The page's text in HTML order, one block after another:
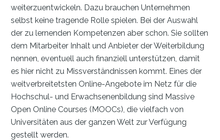
weiterzuentwickeln. Dazu brauchen Unternehmen
selbst keine tragende Rolle spielen. Bei der Auswahl
der zu lernenden Kompetenzen aber schon. Sie sollten
dem Mitarbeiter Inhalt und Anbieter der Weiterbildung
nennen, eventuell auch finanziell unterstützen, damit
es hier nicht zu Missverständnissen kommt. Eines der
weitverbreitetsten Online-Angebote im Netz für die
Hochschul- und Erwachsenenbildung sind Massive
Open Online Courses (MOOCs), die vielfach von
Universitäten aus der ganzen Welt zur Verfügung
gestellt werden.